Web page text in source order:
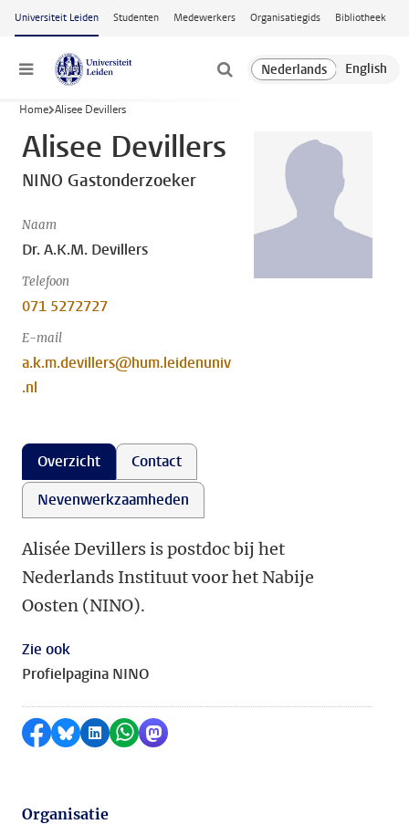
Ga naar hoofdinhoud
Universiteit Leiden Studenten Medewerkers Organisatiegids Bibliotheek
Menu
Home Alisee Devillers
Alisee Devillers
NINO Gastonderzoeker
Naam
Dr. A.K.M. Devillers
Telefoon
071 5272727
E-mail
a.k.m.devillers@hum.leidenuniv
.nl
Overzicht
Contact
Nevenwerkzaamheden
Alisée Devillers is postdoc bij het
Nederlands Instituut voor het Nabije
Oosten (NINO).
Zie ook
Profielpagina NINO
Delen op Facebook
Delen via Bluesky
Delen op LinkedIn
Delen via WhatsApp
Delen via Mastodon
Organisatie